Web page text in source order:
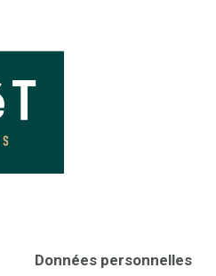
Données personnelles